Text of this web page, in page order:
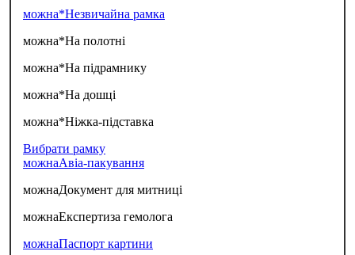
можна*Незвичайна рамка
можна*На полотні
можна*На підрамнику
можна*На дошці
можна*Ніжка-підставка
Вибрати рамку
можнаАвіа-пакування
можнаДокумент для митниці
можнаЕкспертиза гемолога
можнаПаспорт картини